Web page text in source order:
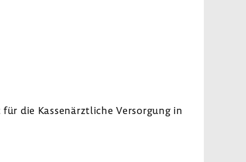
die Kassen­ärzt­liche Versor­gung in